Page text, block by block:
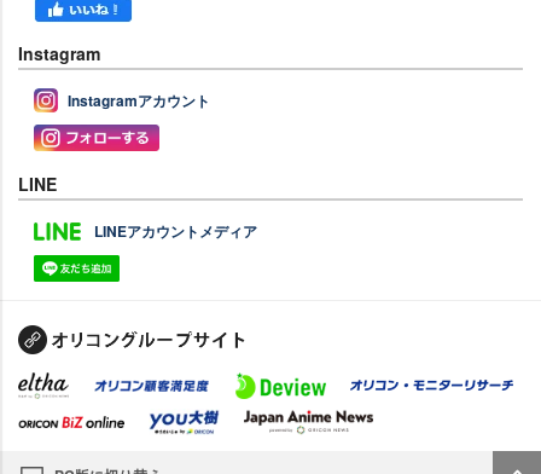
Instagram
Instagramアカウント
LINE
LINEアカウントメディア